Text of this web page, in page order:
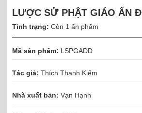
LƯỢC SỬ PHẬT GIÁO ẤN
Tình trạng: Còn 1 ấn phẩm
Mã sản phẩm: LSPGADD
Tác giả: Thích Thanh Kiểm
Nhà xuất bản: Vạn Hạnh